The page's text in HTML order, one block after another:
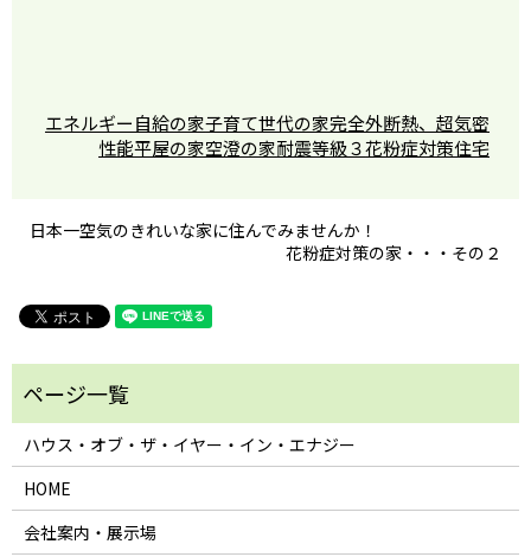
エネルギー自給の家子育て世代の家完全外断熱、超気密
性能平屋の家空澄の家耐震等級３花粉症対策住宅
日本一空気のきれいな家に住んでみませんか！
花粉症対策の家・・・その２
ハウス・オブ・ザ・イヤー・イン・エナジー
HOME
会社案内・展示場